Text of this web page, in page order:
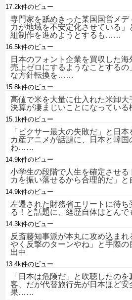
17.2k件のビュー
専門家を舐めきった某国国営メ
力が地域を不安定化させている
組制作を進めようとするも……
16.5k件のビュー
日本のフォント企業を買収した
売上ゼロにするようなことするの
な方針転換を……
15.8k件のビュー
高値で米を大量に仕入れた米卸大
決算が凄まじいことになっている
15.1k件のビュー
「ピクサー最大の失敗だ」と日
カ産アニメが話題に、日本と韓国
わ……
14.9k件のビュー
小学生の段階で人生を確定させ
カを振い落せるから合理的だ」
14.9k件のビュー
左遷された財務省エリートに待
る！と話題に、経歴自体はとん
14.3k件のビュー
反斎藤知事派が本丸に攻め込まれ
やく反撃のターンやね」と手際
出中
13.4k件のビュー
「日本は危険だ」と吹聴したの
客、だが代替旅行先が日本ほど安
果……